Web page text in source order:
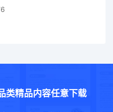
类精品内容任意下载